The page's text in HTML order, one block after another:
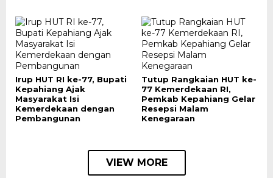
Irup HUT RI ke-77, Bupati
Kepahiang Ajak
Masyarakat Isi
Kemerdekaan dengan
Pembangunan
Tutup Rangkaian HUT ke-
77 Kemerdekaan RI,
Pemkab Kepahiang Gelar
Resepsi Malam
Kenegaraan
VIEW MORE